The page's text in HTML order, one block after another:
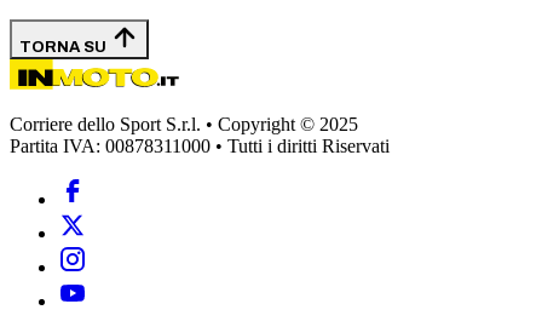
TORNA SU
Corriere dello Sport S.r.l. • Copyright © 2025
Partita IVA: 00878311000 • Tutti i diritti Riservati